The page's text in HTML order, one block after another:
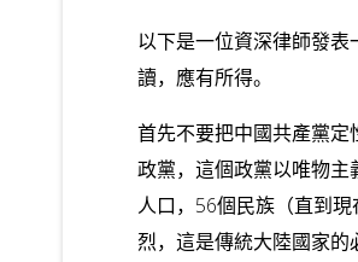
以下是一位資深律師發
讀，應有所得。
首先不要把中國共產黨
政黨，這個政黨以唯物
人口，56個民族（直到
烈，這是傳統大陸國家